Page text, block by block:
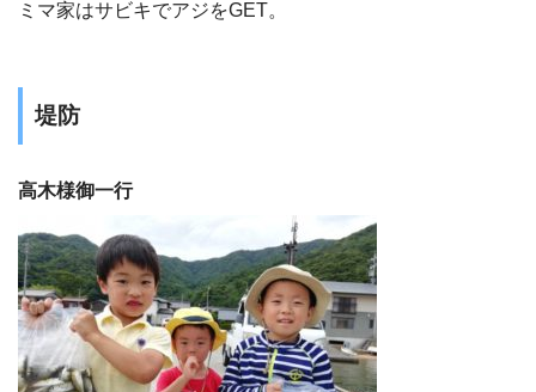
ミマ家はサビキでアジをGET。
堤防
高木様御一行